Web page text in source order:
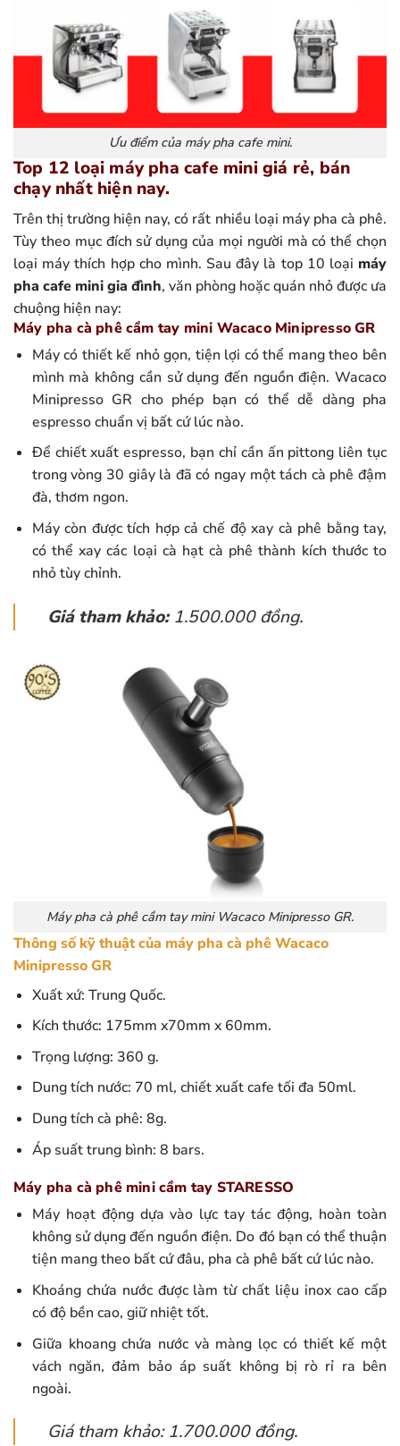
Ưu điểm của máy pha cafe mini.
Top 12 loại máy pha cafe mini giá rẻ, bán
chạy nhất hiện nay.
Trên thị trường hiện nay, có rất nhiều loại máy pha cà phê.
Tùy theo mục đích sử dụng của mọi người mà có thể chọn
loại máy thích hợp cho mình. Sau đây là top 10 loại máy
pha cafe mini gia đình, văn phòng hoặc quán nhỏ được ưa
chuộng hiện nay:
Máy pha cà phê cầm tay mini Wacaco Minipresso GR
Máy có thiết kế nhỏ gọn, tiện lợi có thể mang theo bên
mình mà không cần sử dụng đến nguồn điện. Wacaco
Minipresso GR cho phép bạn có thể dễ dàng pha
espresso chuẩn vị bất cứ lúc nào.
Để chiết xuất espresso, bạn chỉ cần ấn pittong liên tục
trong vòng 30 giây là đã có ngay một tách cà phê đậm
đà, thơm ngon.
Máy còn được tích hợp cả chế độ xay cà phê bằng tay,
có thể xay các loại cà hạt cà phê thành kích thước to
nhỏ tùy chỉnh.
Giá tham khảo:1.500.000 đồng.
Máy pha cà phê cầm tay mini Wacaco Minipresso GR.
Thông số kỹ thuật của máy pha cà phê Wacaco
Minipresso GR
Xuất xứ: Trung Quốc.
Kích thước: 175mm x70mm x 60mm.
Trọng lượng: 360 g.
Dung tích nước: 70 ml, chiết xuất cafe tối đa 50ml.
Dung tích cà phê: 8g.
Áp suất trung bình: 8 bars.
Máy pha cà phê mini cầm tay STARESSO
Máy hoạt động dựa vào lực tay tác động, hoàn toàn
không sử dụng đến nguồn điện. Do đó bạn có thể thuận
tiện mang theo bất cứ đâu, pha cà phê bất cứ lúc nào.
Khoáng chứa nước được làm từ chất liệu inox cao cấp
có độ bền cao, giữ nhiệt tốt.
Giữa khoang chứa nước và màng lọc có thiết kế một
vách ngăn, đảm bảo áp suất không bị rò rỉ ra bên
ngoài.
Giá tham khảo: 1.700.000 đồng.